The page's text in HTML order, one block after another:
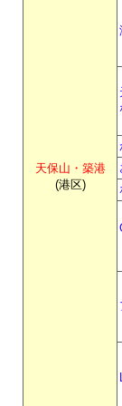
天保山・築港
(港区)